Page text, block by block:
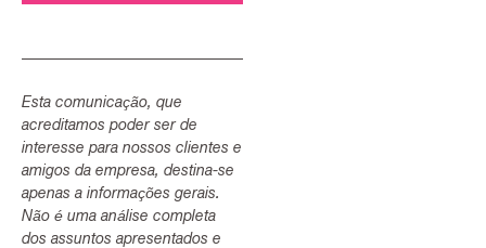
Esta comunicação, que
acreditamos poder ser de
interesse para nossos clientes e
amigos da empresa, destina-se
apenas a informações gerais.
Não é uma análise completa
dos assuntos apresentados e